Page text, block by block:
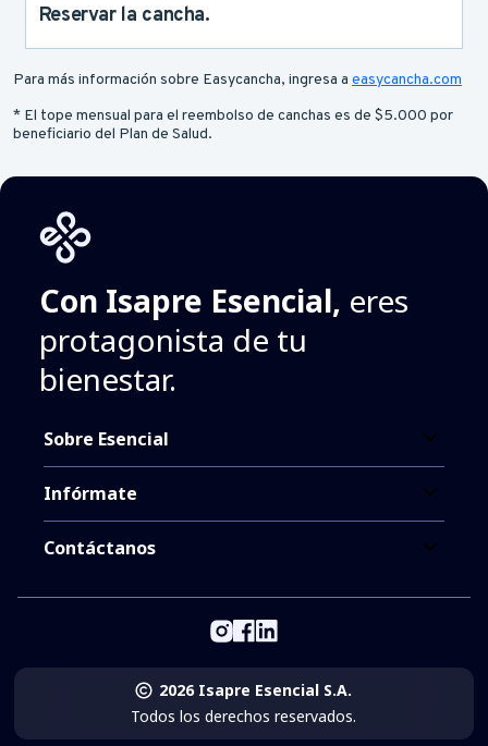
Reservar la cancha.
Para más información sobre Easycancha, ingresa a easycancha.com
* El tope mensual para el reembolso de canchas es de $5.000 por
beneficiario del Plan de Salud.
Con Isapre Esencial, eres
protagonista de tu
bienestar.
Sobre Esencial
Infórmate
Contáctanos
2026 Isapre Esencial S.A.
Todos los derechos reservados.